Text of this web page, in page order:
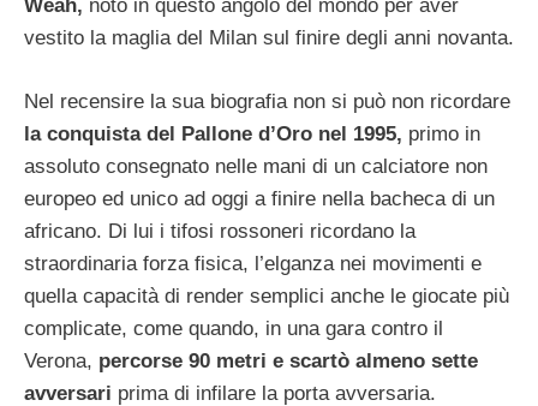
Weah, noto in questo angolo del mondo per aver
vestito la maglia del Milan sul finire degli anni novanta.
Nel recensire la sua biografia non si può non ricordare
la conquista del Pallone d’Oro nel 1995, primo in
assoluto consegnato nelle mani di un calciatore non
europeo ed unico ad oggi a finire nella bacheca di un
africano. Di lui i tifosi rossoneri ricordano la
straordinaria forza fisica, l’elganza nei movimenti e
quella capacità di render semplici anche le giocate più
complicate, come quando, in una gara contro il
Verona, percorse 90 metri e scartò almeno sette
avversari prima di infilare la porta avversaria.